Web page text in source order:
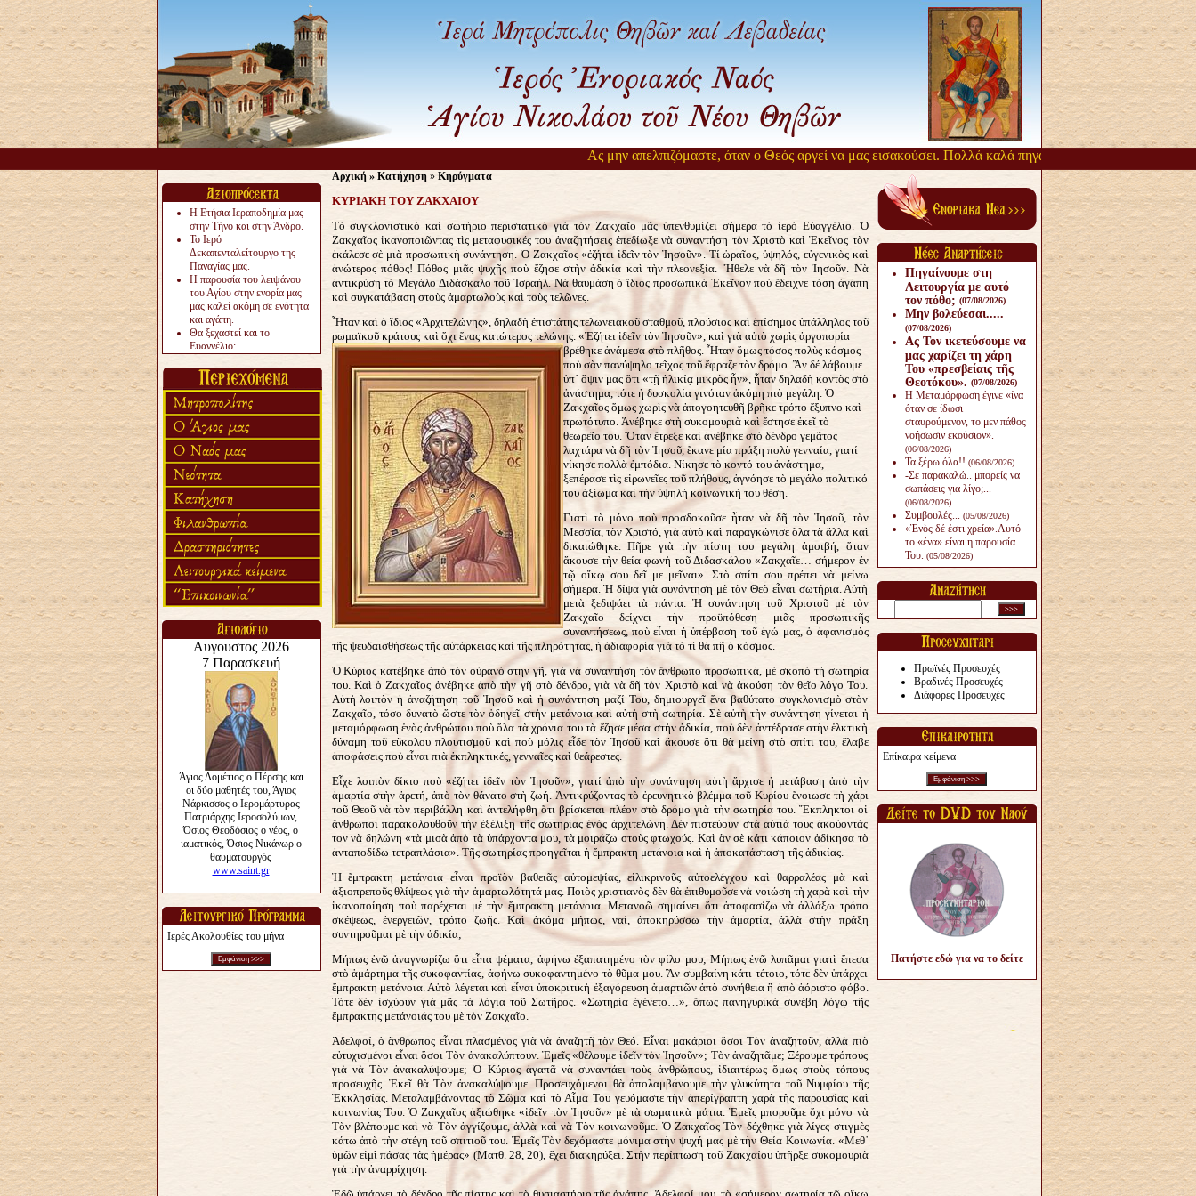
Ας μην απελπιζόμαστε, όταν ο Θεός αργεί να μας εισακούσει. Πολλά καλά πηγάζουν, από την αργοπορία
Η Ετήσια Ιεραποδημία μας
στην Τήνο και στην Άνδρο.
Το Ιερό
Δεκαπενταλείτουργο της
Παναγίας μας.
Η παρουσία του λειψάνου
του Αγίου στην ενορία μας
μάς καλεί ακόμη σε ενότητα
και αγάπη.
Θα ξεχαστεί και το
Ευαγγέλιο;
«πολύ αργά».
Ζητείται....
Ιερές Ακολουθίες του μήνα
Αρχική» Κατήχηση» Κηρύγματα
KYΡΙΑΚΗ ΤΟΥ ΖΑΚΧΑΙΟΥ
Τὸ συγκλονιστικὸ καὶ σωτήριο περιστατικὸ γιὰ τὸν Ζακχαῖο μᾶς ὑπενθυμίζει σήμερα τὸ ἱερὸ Εὐαγγέλιο. Ὁ
Ζακχαῖος ἱκανοποιῶντας τὶς μεταφυσικές του ἀναζητήσεις ἐπεδίωξε νὰ συναντήση τὸν Χριστὸ καὶ Ἐκεῖνος τὸν
ἐκάλεσε σὲ μιὰ προσωπικὴ συνάντηση. Ὁ Ζακχαῖος «ἐζήτει ἰδεῖν τὸν Ἰησοῦν». Τί ὡραῖος, ὑψηλός, εὐγενικὸς καὶ
ἀνώτερος πόθος! Πόθος μιᾶς ψυχῆς ποὺ ἔζησε στὴν ἀδικία καὶ τὴν πλεονεξία. Ἤθελε νὰ δῆ τὸν Ἰησοῦν. Νὰ
ἀντικρύση τὸ Μεγάλο Διδάσκαλο τοῦ Ἰσραήλ. Νὰ θαυμάση ὁ ἴδιος προσωπικὰ Ἐκεῖνον ποὺ ἔδειχνε τόση ἀγάπη
καὶ συγκατάβαση στοὺς ἁμαρτωλοὺς καὶ τοὺς τελῶνες.
Ἦταν καὶ ὁ ἴδιος «Ἀρχιτελώνης», δηλαδὴ ἐπιστάτης τελωνειακοῦ σταθμοῦ, πλούσιος καὶ ἐπίσημος ὑπάλληλος τοῦ
ρωμαϊκοῦ κράτους καὶ ὄχι ἕνας κατώτερος τελώνης. «Ἐζήτει ἰδεῖν τὸν Ἰησοῦν», καὶ γιὰ αὐτὸ χωρὶς ἀργοπορία
βρέθηκε ἀνάμεσα στὸ πλῆθος. Ἦταν ὅμως τόσος πολὺς κόσμος
ποὺ σὰν πανύψηλο τεῖχος τοῦ ἔφραζε τὸν δρόμο. Ἂν δέ λάβουμε
ὑπ᾿ ὄψιν μας ὅτι «τῇ ἡλικίᾳ μικρὸς ἦν», ἦταν δηλαδὴ κοντὸς στὸ
ἀνάστημα, τότε ἡ δυσκολία γινόταν ἀκόμη πιὸ μεγάλη. Ὁ
Ζακχαῖος ὅμως χωρὶς νὰ ἀπογοητευθῆ βρῆκε τρόπο ἔξυπνο καὶ
πρωτότυπο. Ἀνέβηκε στὴ συκομουριὰ καὶ ἔστησε ἐκεῖ τὸ
θεωρεῖο του. Ὅταν ἔτρεξε καὶ ἀνέβηκε στὸ δένδρο γεμᾶτος
λαχτάρα νὰ δῆ τὸν Ἰησοῦ, ἔκανε μία πράξη πολὺ γενναία, γιατί
νίκησε πολλὰ ἐμπόδια. Νίκησε τὸ κοντό του ἀνάστημα,
ξεπέρασε τὶς εἰρωνεῖες τοῦ πλήθους, ἀγνόησε τὸ μεγάλο πολιτικό
του ἀξίωμα καὶ τὴν ὑψηλὴ κοινωνική του θέση.
Γιατὶ τὸ μόνο ποὺ προσδοκοῦσε ἦταν νὰ δῆ τὸν Ἰησοῦ, τὸν
Μεσσία, τὸν Χριστό, γιὰ αὐτὸ καὶ παραγκώνισε ὅλα τὰ ἄλλα καὶ
δικαιώθηκε. Πῆρε γιὰ τὴν πίστη του μεγάλη ἀμοιβή, ὅταν
ἄκουσε τὴν θεία φωνὴ τοῦ Διδασκάλου «Ζακχαῖε… σήμερον ἐν
τῷ οἴκῳ σου δεῖ με μεῖναι». Στὸ σπίτι σου πρέπει νὰ μείνω
σήμερα. Ἡ δίψα γιὰ συνάντηση μὲ τὸν Θεὸ εἶναι σωτήρια. Αὐτὴ
μετὰ ξεδιψάει τὰ πάντα. Ἡ συνάντηση τοῦ Χριστοῦ μὲ τὸν
Ζακχαῖο δείχνει τὴν προϋπόθεση μιᾶς προσωπικῆς
συναντήσεως, ποὺ εἶναι ἡ ὑπέρβαση τοῦ ἐγώ μας, ὁ ἀφανισμὸς
τῆς ψευδαισθήσεως τῆς αὐτάρκειας καὶ τῆς πληρότητας, ἡ ἀδιαφορία γιὰ τὸ τί θὰ πῆ ὁ κόσμος.
Ὁ Κύριος κατέβηκε ἀπὸ τὸν οὐρανὸ στὴν γῆ, γιὰ νὰ συναντήση τὸν ἄνθρωπο προσωπικά, μὲ σκοπὸ τὴ σωτηρία
του. Καὶ ὁ Ζακχαῖος ἀνέβηκε ἀπὸ τὴν γῆ στὸ δένδρο, γιὰ νὰ δῆ τὸν Χριστὸ καὶ νὰ ἀκούση τὸν θεῖο λόγο Του.
Αὐτὴ λοιπὸν ἡ ἀναζήτηση τοῦ Ἰησοῦ καὶ ἡ συνάντηση μαζί Του, δημιουργεῖ ἕνα βαθύτατο συγκλονισμὸ στὸν
Ζακχαῖο, τόσο δυνατὸ ὥστε τὸν ὁδηγεῖ στὴν μετάνοια καὶ αὐτὴ στὴ σωτηρία. Σὲ αὐτὴ τὴν συνάντηση γίνεται ἡ
μεταμόρφωση ἑνὸς ἀνθρώπου ποὺ ὅλα τὰ χρόνια του τὰ ἔζησε μέσα στὴν ἀδικία, ποὺ δὲν ἀντέδρασε στὴν ἑλκτικὴ
δύναμη τοῦ εὔκολου πλουτισμοῦ καὶ ποὺ μόλις εἶδε τὸν Ἰησοῦ καὶ ἄκουσε ὅτι θὰ μείνη στὸ σπίτι του, ἔλαβε
ἀποφάσεις ποὺ εἶναι πιὰ ἐκπληκτικές, γενναῖες καὶ θεάρεστες.
Εἶχε λοιπὸν δίκιο ποὺ «ἐζήτει ἰδεῖν τὸν Ἰησοῦν», γιατί ἀπὸ τὴν συνάντηση αὐτὴ ἄρχισε ἡ μετάβαση ἀπὸ τὴν
ἁμαρτία στὴν ἀρετή, ἀπὸ τὸν θάνατο στὴ ζωή. Ἀντικρύζοντας τὸ ἐρευνητικὸ βλέμμα τοῦ Κυρίου ἔνοιωσε τὴ χάρι
τοῦ Θεοῦ νὰ τὸν περιβάλλη καὶ ἀντελήφθη ὅτι βρίσκεται πλέον στὸ δρόμο γιὰ τὴν σωτηρία του. Ἔκπληκτοι οἱ
ἄνθρωποι παρακολουθοῦν τὴν ἐξέλιξη τῆς σωτηρίας ἑνὸς ἀρχιτελώνη. Δὲν πιστεύουν στὰ αὐτιά τους ἀκούοντάς
τον νὰ δηλώνη «τὰ μισὰ ἀπὸ τὰ ὑπάρχοντα μου, τὰ μοιράζω στοὺς φτωχούς. Καὶ ἂν σὲ κάτι κάποιον ἀδίκησα τὸ
ἀνταποδίδω τετραπλάσια». Τῆς σωτηρίας προηγεῖται ἡ ἔμπρακτη μετάνοια καὶ ἡ ἀποκατάσταση τῆς ἀδικίας.
Ἡ ἔμπρακτη μετάνοια εἶναι προϊὸν βαθειᾶς αὐτομεψίας, εἰλικρινοῦς αὐτοελέγχου καὶ θαρραλέας μὰ καὶ
ἀξιοπρεποῦς θλίψεως γιὰ τὴν ἁμαρτωλότητά μας. Ποιὸς χριστιανὸς δὲν θὰ ἐπιθυμοῦσε νὰ νοιώση τὴ χαρὰ καὶ τὴν
ἱκανοποίηση ποὺ παρέχεται μὲ τὴν ἔμπρακτη μετάνοια. Μετανοῶ σημαίνει ὅτι ἀποφασίζω νὰ ἀλλάξω τρόπο
σκέψεως, ἐνεργειῶν, τρόπο ζωῆς. Καὶ ἀκόμα μήπως, ναί, ἀποκηρύσσω τὴν ἁμαρτία, ἀλλὰ στὴν πράξη
συντηροῦμαι μὲ τὴν ἀδικία;
Μήπως ἐνῶ ἀναγνωρίζω ὅτι εἶπα ψέματα, ἀφήνω ἐξαπατημένο τὸν φίλο μου; Μήπως ἐνῶ λυπᾶμαι γιατὶ ἔπεσα
στὸ ἁμάρτημα τῆς συκοφαντίας, ἀφήνω συκοφαντημένο τὸ θῦμα μου. Ἂν συμβαίνη κάτι τέτοιο, τότε δὲν ὑπάρχει
ἔμπρακτη μετάνοια. Αὐτὸ λέγεται καὶ εἶναι ὑποκριτικὴ ἐξαγόρευση ἁμαρτιῶν ἀπὸ συνήθεια ἢ ἀπὸ ἀόριστο φόβο.
Τότε δὲν ἰσχύουν γιὰ μᾶς τὰ λόγια τοῦ Σωτῆρος. «Σωτηρία ἐγένετο…», ὅπως πανηγυρικὰ συνέβη λόγῳ τῆς
ἔμπρακτης μετάνοιάς του μὲ τὸν Ζακχαῖο.
Ἀδελφοί, ὁ ἄνθρωπος εἶναι πλασμένος γιὰ νὰ ἀναζητῆ τὸν Θεό. Εἶναι μακάριοι ὅσοι Τὸν ἀναζητοῦν, ἀλλὰ πιὸ
εὐτυχισμένοι εἶναι ὅσοι Τὸν ἀνακαλύπτουν. Ἐμεῖς «θέλουμε ἰδεῖν τὸν Ἰησοῦν»; Τὸν ἀναζητᾶμε; Ξέρουμε τρόπους
γιὰ νὰ Τὸν ἀνακαλύψουμε; Ὁ Κύριος ἀγαπᾶ νὰ συναντάει τοὺς ἀνθρώπους, ἰδιαιτέρως ὅμως στοὺς τόπους
προσευχῆς. Ἐκεῖ θὰ Τὸν ἀνακαλύψουμε. Προσευχόμενοι θὰ ἀπολαμβάνουμε τὴν γλυκύτητα τοῦ Νυμφίου τῆς
Ἐκκλησίας. Μεταλαμβάνοντας τὸ Σῶμα καὶ τὸ Αἷμα Του γευόμαστε τὴν ἀπερίγραπτη χαρὰ τῆς παρουσίας καὶ
κοινωνίας Του. Ὁ Ζακχαῖος ἀξιώθηκε «ἰδεῖν τὸν Ἰησοῦν» μὲ τὰ σωματικὰ μάτια. Ἐμεῖς μποροῦμε ὄχι μόνο νὰ
Τὸν βλέπουμε καὶ νὰ Τὸν ἀγγίζουμε, ἀλλὰ καὶ νὰ Τὸν κοινωνοῦμε. Ὁ Ζακχαῖος Τὸν δέχθηκε γιὰ λίγες στιγμὲς
κάτω ἀπὸ τὴν στέγη τοῦ σπιτιοῦ του. Ἐμεῖς Τὸν δεχόμαστε μόνιμα στὴν ψυχή μας μὲ τὴν Θεία Κοινωνία. «Μεθ᾿
ὑμῶν εἰμὶ πάσας τὰς ἡμέρας» (Ματθ. 28, 20), ἔχει διακηρύξει. Στὴν περίπτωση τοῦ Ζακχαίου ὑπῆρξε συκομουριὰ
γιὰ τὴν ἀναρρίχηση.
Πηγαίνουμε στη
Λειτουργία με αυτό
τον πόθο; (07/08/2026)
Μην βολεύεσαι.....
(07/08/2026)
Ας Τον ικετεύσουμε να
μας χαρίζει τη χάρη
Του «πρεσβείαις τῆς
Θεοτόκου». (07/08/2026)
Η Μεταμόρφωση έγινε «ίνα
όταν σε ίδωσι
σταυρούμενον, το μεν πάθος
νοήσωσιν εκούσιον».
(06/08/2026)
Τα ξέρω όλα!! (06/08/2026)
-Σε παρακαλώ.. μπορείς να
σωπάσεις για λίγο;...
(06/08/2026)
Συμβουλές... (05/08/2026)
«Ἑνὸς δέ ἐστι χρεία».Αυτό
το «ένα» είναι η παρουσία
Του. (05/08/2026)
Πρωϊνές Προσευχές
Βραδινές Προσευχές
Διάφορες Προσευχές
Επίκαιρα κείμενα
Πατήστε εδώ για να το δείτε